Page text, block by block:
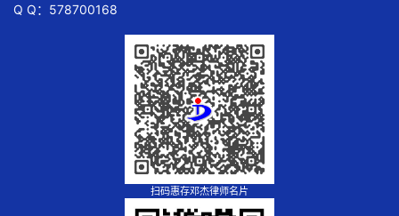
Q Q：578700168
扫码惠存邓杰律师名片